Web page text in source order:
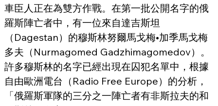
車臣人正在為雙方作戰。在第一批公開名字的俄
羅斯陣亡者中，有一位來自達吉斯坦
（Dagestan）的穆斯林努爾馬戈梅•加季馬戈梅
多夫（Nurmagomed Gadzhimagomedov）。
許多穆斯林的名字已經出現在囚犯名單中，根據
自由歐洲電台（Radio Free Europe）的分析，
「俄羅斯軍隊的三分之一陣亡者有非斯拉夫的和